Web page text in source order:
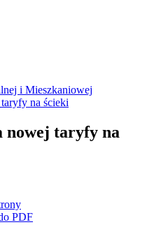
i Mieszkaniowej
na ścieki
nowej taryfy na
PDF